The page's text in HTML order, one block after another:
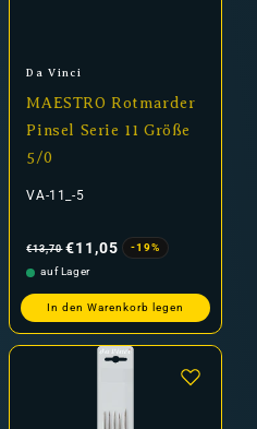
Anbieter:
Da Vinci
MAESTRO Rotmarder
Pinsel Serie 11 Größe
5/0
VA-11_-5
Preis
€13,70 €11,05
-19%
auf Lager
In den Warenkorb legen